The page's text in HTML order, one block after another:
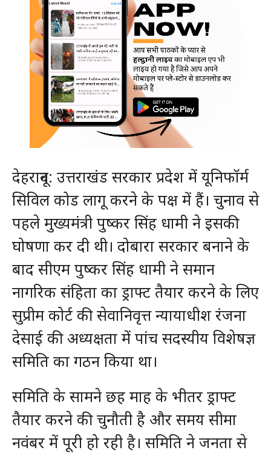
देहरादून: उत्तराखंड सरकार प्रदेश में यूनिफॉर्म
सिविल कोड लागू करने के पक्ष में हैं। चुनाव से
पहले मुख्यमंत्री पुष्कर सिंह धामी ने इसकी
घोषणा कर दी थी। दोबारा सरकार बनाने के
बाद सीएम पुष्कर सिंह धामी ने समान
नागरिक संहिता का ड्राफ्ट तैयार करने के लिए
सुप्रीम कोर्ट की सेवानिवृत्त न्यायाधीश रंजना
देसाई की अध्यक्षता में पांच सदस्यीय विशेषज्ञ
समिति का गठन किया था।
समिति के सामने छह माह के भीतर ड्राफ्ट
तैयार करने की चुनौती है और समय सीमा
नवंबर में पूरी हो रही है। समिति ने जनता से